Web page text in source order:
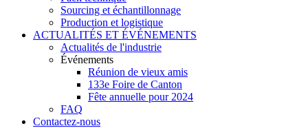
Sourcing et échantillonnage
Production et logistique
ACTUALITÉS ET ÉVÉNEMENTS
Actualités de l'industrie
Événements
Réunion de vieux amis
133e Foire de Canton
Fête annuelle pour 2024
FAQ
Contactez-nous